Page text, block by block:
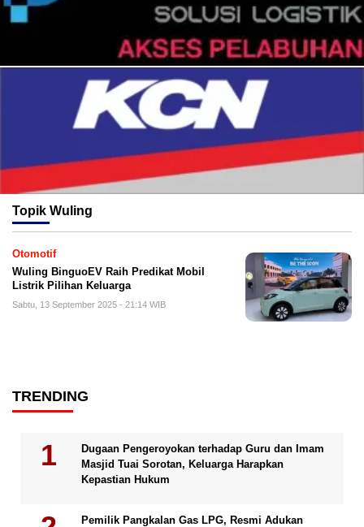
Topik Wuling
Otomotif
Wuling BinguoEV Raih Predikat Mobil
Listrik Pilihan Keluarga
Sabtu, 13 September 2025 - 21:14 WIB
TRENDING
Dugaan Pengeroyokan terhadap Guru dan Imam
Masjid Tuai Sorotan, Keluarga Harapkan
Kepastian Hukum
Pemilik Pangkalan Gas LPG, Resmi Adukan